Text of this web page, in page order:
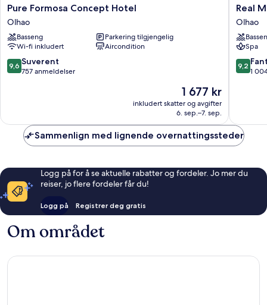
Pure
Formosa
Concept
Hotel
Olhao
Pure Formosa Concept Hotel
Olhao
Basseng
Parkering tilgjengelig
Wi-fi inkludert
Aircondition
9.6
av
9,6 Suverent
757 anmeldelser
Prisen
1 677 kr
1 677 kr
inkludert skatter og avgifter
6. sep.–7. sep.
Real
Marina
Hotel
&
Spa
Olhao
Real
Olhao
Spa
9.2
av
9,2
1
Sammenlign med lignende overnattingssteder
Logg på for å se aktuelle rabatter og fordeler. Jo mer du
reiser, jo flere fordeler får du!
Logg på Registrer deg gratis
Om området